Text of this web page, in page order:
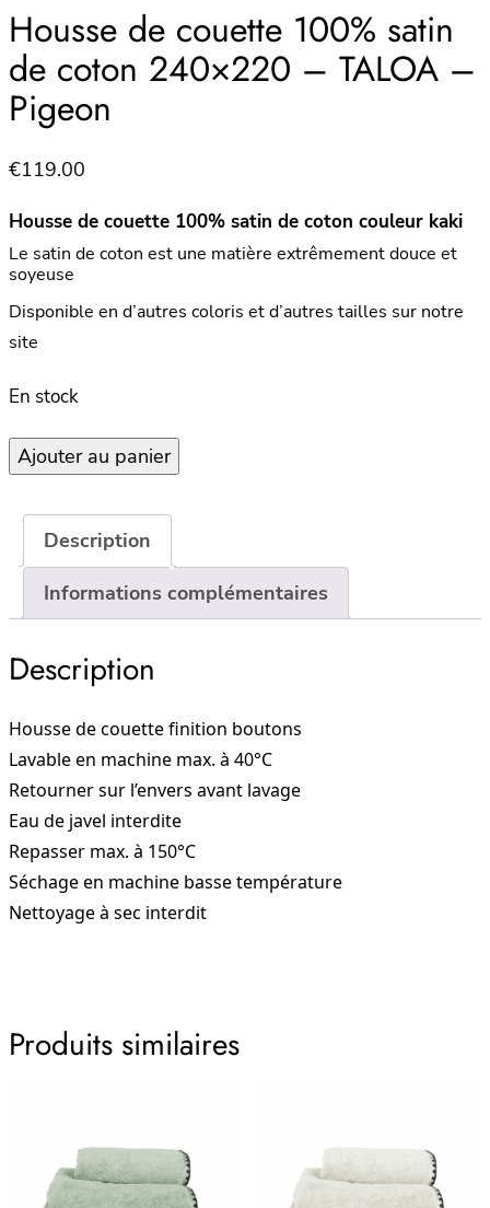
Housse de couette 100% satin
de coton 240×220 – TALOA –
Pigeon
€119.00
Housse de couette 100% satin de coton couleur kaki
Le satin de coton est une matière extrêmement douce et
soyeuse
Disponible en d’autres coloris et d’autres tailles sur notre
site
En stock
quantité
de
couette
100%
satin
coton
–
TALOA
–
Ajouter au panier
Description
Informations complémentaires
Description
Housse de couette finition boutons
Lavable en machine max. à 40°C
Retourner sur l’envers avant lavage
Eau de javel interdite
Repasser max. à 150°C
Séchage en machine basse température
Nettoyage à sec interdit
Produits similaires